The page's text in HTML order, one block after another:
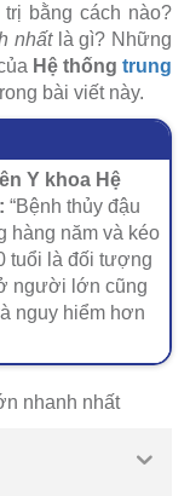
bằng cách nào?
nhấtlà gì? Những
Hệ thống trung
bài viết này.
Y khoa Hệ
“Bệnh thủy đậu
hàng năm và kéo
tuổi là đối tượng
người lớn cũng
nguy hiểm hơn